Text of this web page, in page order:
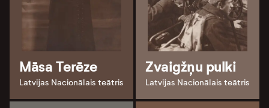
Māsa Terēze
Latvijas Nacionālais teātris
Zvaigžņu pulki
Latvijas Nacionālais teātris